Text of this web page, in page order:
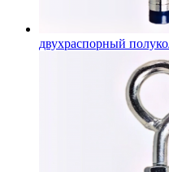
двухраспорный